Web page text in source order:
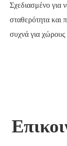
Σχεδιασμένο για
σταθερότητα και
συχνά για χώρους